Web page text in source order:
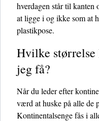
hverdagen står til
at ligge i og ikke som at
plastikpose.
Hvilke størrelse
jeg få?
Når du leder efter
værd at huske på alle de
Kontinentalsenge fås i